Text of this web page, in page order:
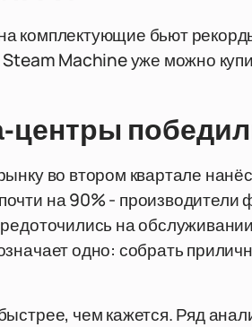
комплектующие бьют
Machine уже можно
центры
во втором квартале
на 90% - производители
на
одно: собрать
чем кажется. Ряд